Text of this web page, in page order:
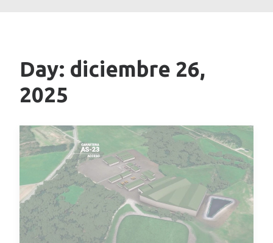
Day: diciembre 26,
2025